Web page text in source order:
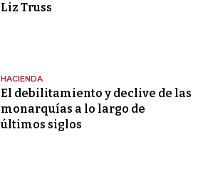
Liz Truss
HACIENDA
El debilitamiento y declive de las
monarquías a lo largo de
últimos siglos